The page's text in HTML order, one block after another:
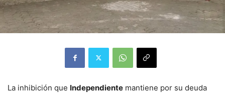
La inhibición que Independiente mantiene por su deuda